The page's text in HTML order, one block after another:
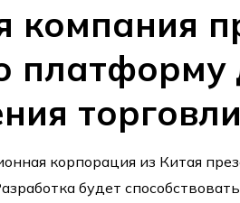
компания
платформу
корпорация из Китая
будет